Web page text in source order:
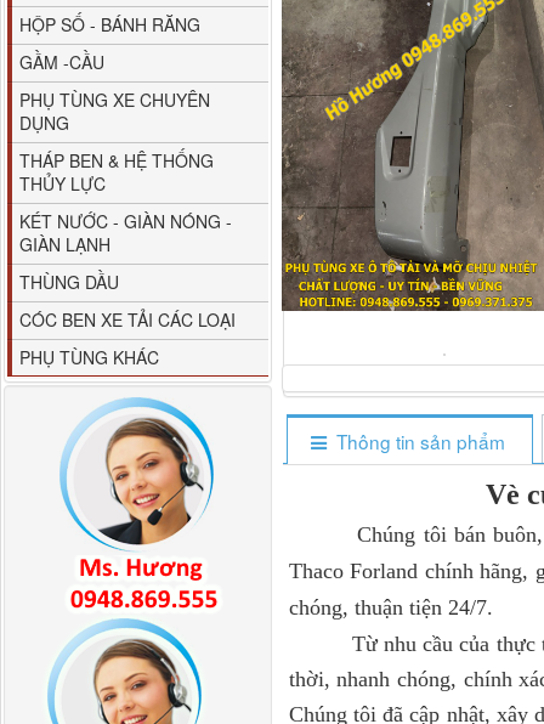
Thông tin sản phẩm
Vè
Chúng tôi bán buôn,
Thaco Forland chính hãng,
chóng, thuận tiện 24/7.
Từ nhu cầu của
thời, nhanh chóng, chính
Chúng tôi đã cập nhật, xây
HỘP SỐ - BÁNH RĂNG
GẦM -CẦU
PHỤ TÙNG XE CHUYÊN
DỤNG
THÁP BEN & HỆ THỐNG
THỦY LỰC
KÉT NƯỚC - GIÀN NÓNG -
GIÀN LẠNH
THÙNG DẦU
CÓC BEN XE TẢI CÁC LOẠI
PHỤ TÙNG KHÁC
80YHCB-60 Bơm xăng
dầu 60m3/h...
M4610162101A0 Tapbi
cửa Thaco...